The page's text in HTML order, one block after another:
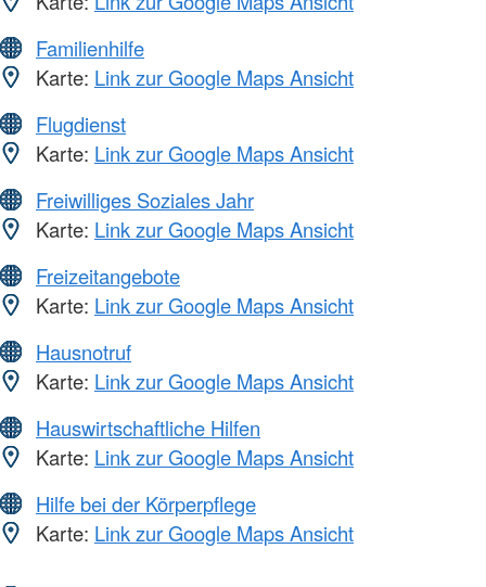
Familienhilfe
Karte: Link zur Google Maps Ansicht
Flugdienst
Karte: Link zur Google Maps Ansicht
Freiwilliges Soziales Jahr
Karte: Link zur Google Maps Ansicht
Freizeitangebote
Karte: Link zur Google Maps Ansicht
Hausnotruf
Karte: Link zur Google Maps Ansicht
Hauswirtschaftliche Hilfen
Karte: Link zur Google Maps Ansicht
Hilfe bei der Körperpflege
Karte: Link zur Google Maps Ansicht